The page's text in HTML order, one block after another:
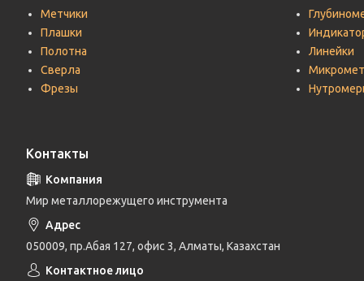
Метчики
Плашки
Полотна
Сверла
Фрезы
Линейки
Контакты
Мир металлорежущего инструмента
050009, пр.Абая 127, офис 3, Алматы, Казахстан